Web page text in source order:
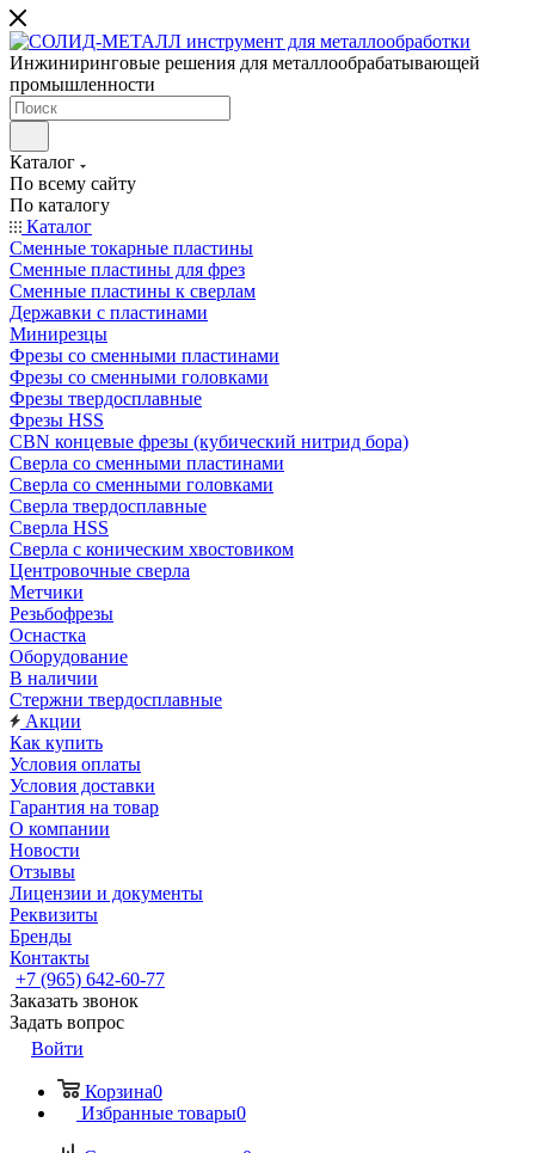
Инжиниринговые решения для металлообрабатывающей
промышленности
Каталог
По всему сайту
По каталогу
Каталог
Сменные токарные пластины
Сменные пластины для фрез
Сменные пластины к сверлам
Державки с пластинами
Минирезцы
Фрезы со сменными пластинами
Фрезы со сменными головками
Фрезы твердосплавные
Фрезы HSS
CBN концевые фрезы (кубический нитрид бора)
Сверла со сменными пластинами
Сверла со сменными головками
Сверла твердосплавные
Сверла HSS
Сверла с коническим хвостовиком
Центровочные сверла
Метчики
Резьбофрезы
Оснастка
Оборудование
В наличии
Стержни твердосплавные
Акции
Как купить
Условия оплаты
Условия доставки
Гарантия на товар
О компании
Новости
Отзывы
Лицензии и документы
Реквизиты
Бренды
Контакты
+7 (965) 642-60-77
Заказать звонок
Задать вопрос
Войти
Корзина0
Избранные товары0